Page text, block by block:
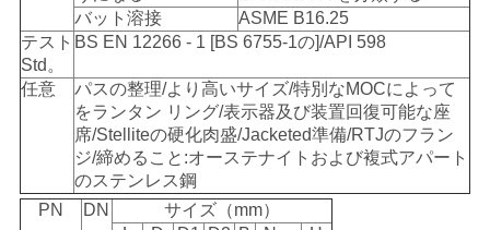
バット溶接
ASME B16.25
テスト
Std。
BS EN 12266 - 1 [BS 6755-1の]/API 598
任意
パスの整理/より高いサイズ/特別なMOCによって
をランタン リング/表示器及び装置回復可能な座
席/Stelliteの硬化肉盛/Jacketed準備/RTJのフラン
ジ/締めること:オーステナイトおよび複式アパート
のステンレス鋼
PN
DN
サイズ（mm）